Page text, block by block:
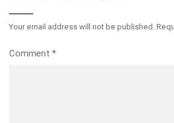
Your email address will not be published.
Comment *